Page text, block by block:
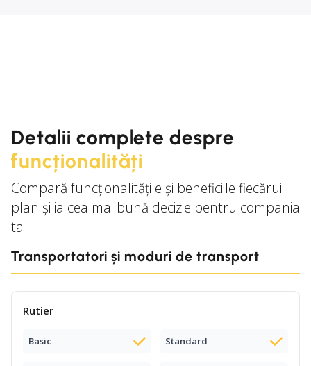
Detalii complete despre
funcționalități
Compară funcționalitățile și beneficiile fiecărui
plan și ia cea mai bună decizie pentru compania
ta
Transportatori și moduri de transport
Rutier
Basic Standard